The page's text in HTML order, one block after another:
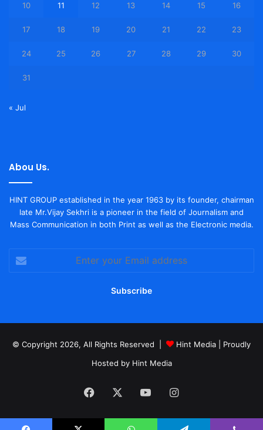
10 11 12 13 14 15 16
17 18 19 20 21 22 23
24 25 26 27 28 29 30
31
« Jul
Abou Us.
HINT GROUP established in the year 1963 by its founder, chairman
late Mr.Vijay Sekhri is a pioneer in the field of Journalism and
Mass Communication in both Print as well as the Electronic media.
your
© Copyright 2026, All Rights Reserved | Hint Media | Proudly
Hosted by Hint Media
Facebook YouTubeInstagram